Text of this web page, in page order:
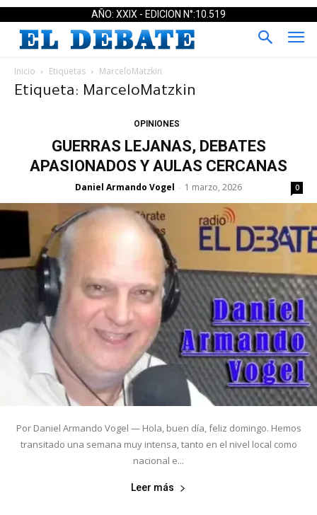
AÑO: XXIX - EDICION N°:10.519
Inicio Etiquetas MarceloMatzkin
Etiqueta: MarceloMatzkin
OPINIONES
GUERRAS LEJANAS, DEBATES
APASIONADOS Y AULAS CERCANAS
Daniel Armando Vogel - 1 marzo, 2026 0
Por Daniel Armando Vogel — Hola, buen día, feliz domingo. Hemos
transitado una semana muy intensa, tanto en el nivel local como
nacional e...
Leer más